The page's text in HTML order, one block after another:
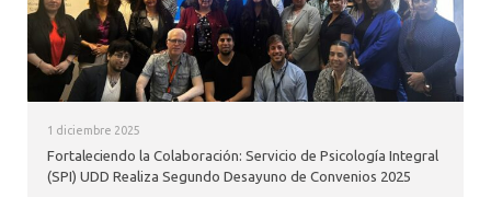
1 diciembre 2025
Fortaleciendo la Colaboración: Servicio de Psicología Integral
(SPI) UDD Realiza Segundo Desayuno de Convenios 2025